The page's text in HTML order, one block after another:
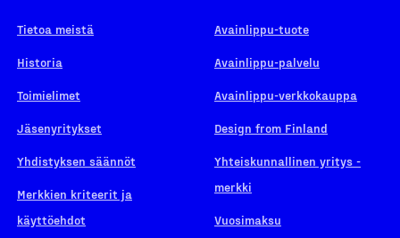
Tietoa meistä
Historia
Toimielimet
Jäsenyritykset
Yhdistyksen säännöt
Merkkien kriteerit ja
käyttöehdot
Avainlippu-tuote
Avainlippu-palvelu
Avainlippu-verkkokauppa
Design from Finland
Yhteiskunnallinen yritys -
merkki
Vuosimaksu